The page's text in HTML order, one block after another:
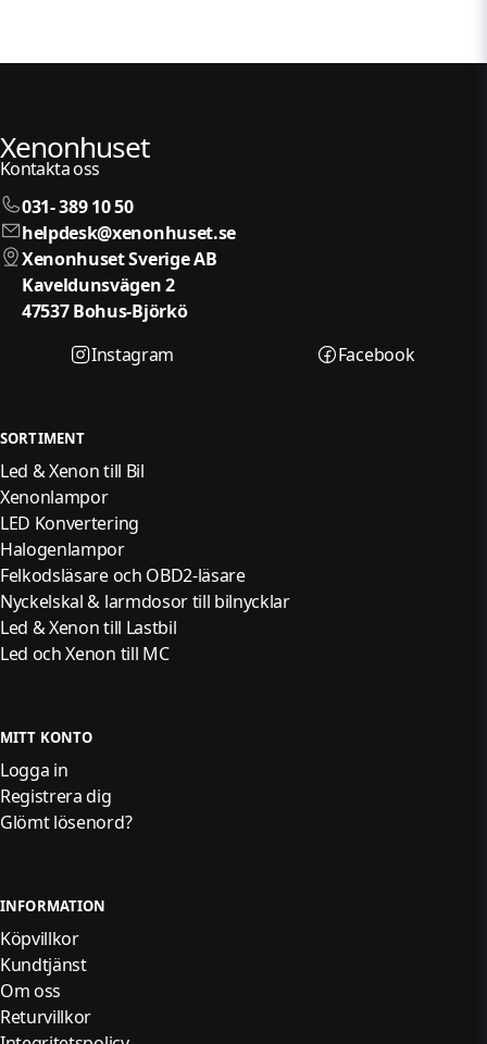
Xenonhuset
Kontakta oss
031- 389 10 50
helpdesk@xenonhuset.se
Xenonhuset Sverige AB
Kaveldunsvägen 2
47537 Bohus-Björkö
Instagram
Facebook
SORTIMENT
Led & Xenon till Bil
Xenonlampor
LED Konvertering
Halogenlampor
Felkodsläsare och OBD2-läsare
Nyckelskal & larmdosor till bilnycklar
Led & Xenon till Lastbil
Led och Xenon till MC
MITT KONTO
Logga in
Registrera dig
Glömt lösenord?
INFORMATION
Köpvillkor
Kundtjänst
Om oss
Returvillkor